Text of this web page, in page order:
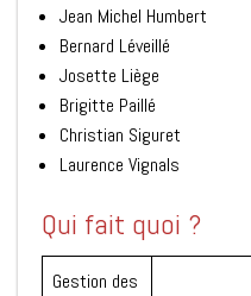
Jean Michel Humbert
Bernard Léveillé
Josette Liège
Brigitte Paillé
Christian Siguret
Laurence Vignals
Qui fait quoi ?
Gestion des